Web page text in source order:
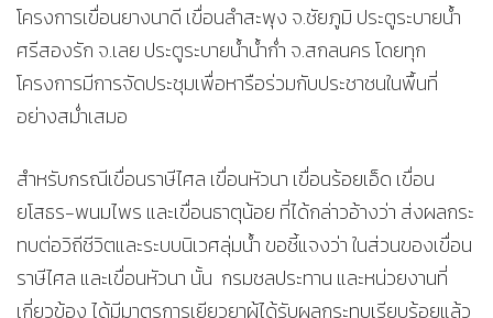
โครงการเขื่อนยางนาดี เขื่อนลำสะพุง จ.ชัยภูมิ ประตูระบายน้ำ
ศรีสองรัก จ.เลย ประตูระบายน้ำน้ำก่ำ จ.สกลนคร โดยทุก
โครงการมีการจัดประชุมเพื่อหารือร่วมกับประชาชนในพื้นที่
อย่างสม่ำเสมอ
สำหรับกรณีเขื่อนราษีไศล เขื่อนหัวนา เขื่อนร้อยเอ็ด เขื่อน
ยโสธร-พนมไพร และเขื่อนธาตุน้อย ที่ได้กล่าวอ้างว่า ส่งผลกระ
ทบต่อวิถีชีวิตและระบบนิเวศลุ่มน้ำ ขอชี้แจงว่า ในส่วนของเขื่อน
ราษีไศล และเขื่อนหัวนา นั้น กรมชลประทาน และหน่วยงานที่
เกี่ยวข้อง ได้มีมาตรการเยียวยาผู้ได้รับผลกระทบเรียบร้อยแล้ว